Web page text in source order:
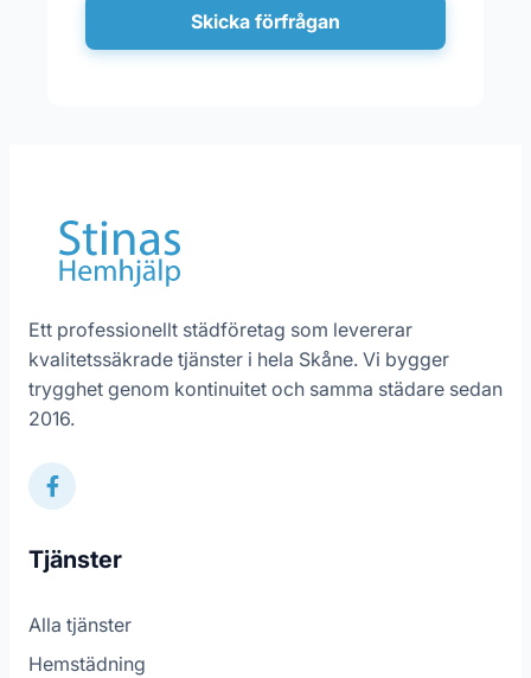
Ett professionellt städföretag som levererar
kvalitetssäkrade tjänster i hela Skåne. Vi bygger
trygghet genom kontinuitet och samma städare sedan
2016.
Tjänster
Alla tjänster
Hemstädning